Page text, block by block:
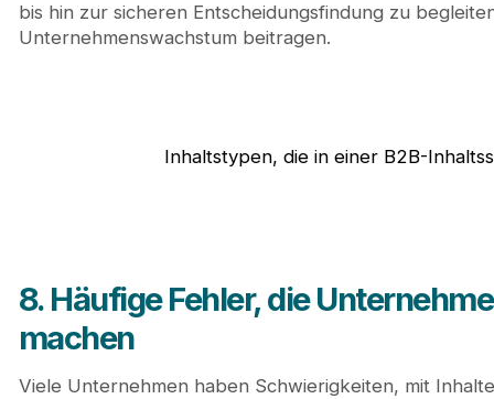
bis hin zur sicheren Entscheidungsfindung zu
Unternehmenswachstum beitragen.
Inhaltstypen, die in einer B2B-
8. Häufige Fehler, die
machen
Viele Unternehmen haben Schwierigkeiten, mit